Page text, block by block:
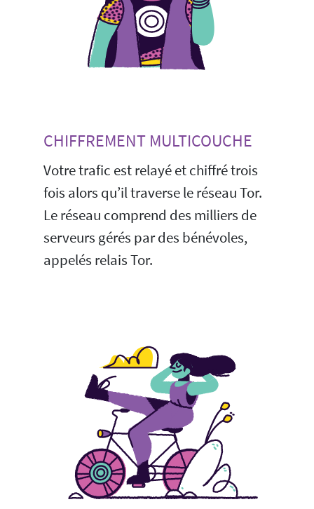
CHIFFREMENT MULTICOUCHE
Votre trafic est relayé et chiffré trois
fois alors qu’il traverse le réseau Tor.
Le réseau comprend des milliers de
serveurs gérés par des bénévoles,
appelés relais Tor.